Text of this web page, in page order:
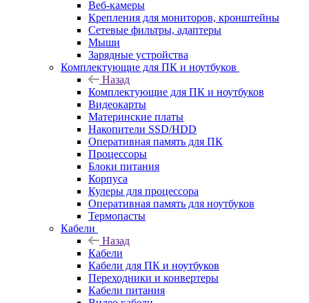
Веб-камеры
Крепления для мониторов, кронштейны
Сетевые фильтры, адаптеры
Мыши
Зарядные устройства
Комплектующие для ПК и ноутбуков
Назад
Комплектующие для ПК и ноутбуков
Видеокарты
Материнские платы
Накопители SSD/HDD
Оперативная память для ПК
Процессоры
Блоки питания
Корпуса
Кулеры для процессора
Оперативная память для ноутбуков
Термопасты
Кабели
Назад
Кабели
Кабели для ПК и ноутбуков
Переходники и конвертеры
Кабели питания